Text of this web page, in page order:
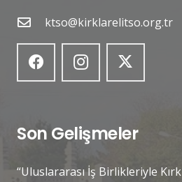
ktso@kirklarelitso.org.tr
Son Gelişmeler
“Uluslararası İş Birlikleriyle